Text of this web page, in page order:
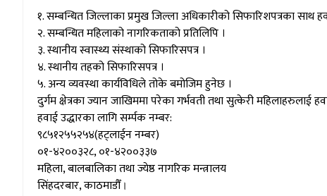
१. सम्बन्धित जिल्लाका प्रमुख जिल्ला अधिकारीको सिफारिशपत्रका साथ
२. सम्बन्धित महिलाको नागरिकताको प्रतिलिपि ।
३. स्थानीय स्वास्थ्य संस्थाको सिफारिसपत्र ।
४. स्थानीय तहको सिफारिसपत्र ।
५. अन्य व्यवस्था कार्यविधिले तोके बमोजिम हुनेछ ।
दुर्गम क्षेत्रका ज्यान जाखिममा परेका गर्भवती तथा सुत्केरी महिलाहरुलाई
हवाई उद्धारका लागि सर्म्पक नम्बर:
९८५१२५५२५४(हट्लाईन नम्बर)
०१-४२००३२८, ०१-४२००३३७
महिला, बालबालिका तथा ज्येष्ठ नागरिक मन्त्रालय
सिंहदरबार, काठमाडौँ ।